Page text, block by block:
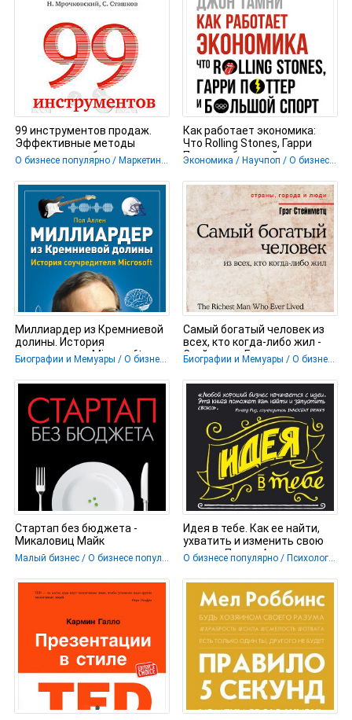
99 инструментов продаж.
Эффективные методы
получения прибыли -
Мрочковский
О бизнесе популярно / Маркетинг, PR, реклама
Как работает экономика:
Что Rolling Stones, Гарри
Поттер и большой спорт
Экономика / Научпоп / О бизнесе популярно
Миллиардер из Кремниевой
долины. История
соучредителя Microsoft -
Аллен Пол
Биографии и Мемуары / О бизнесе популярно
Самый богатый человек из
всех, кто когда-либо жил -
Стейнметц Грэг
Биографии и Мемуары / О бизнесе популярно
Стартап без бюджета -
Микаловиц Майк
Малый бизнес / О бизнесе популярно
Идея в тебе. Как ее найти,
ухватить и изменить свою
жизнь - Пелью Алекс
О бизнесе популярно / Психология